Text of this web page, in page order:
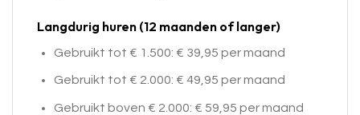
Langdurig huren (12 maanden of langer)
Gebruikt tot € 1.500: € 39,95 per maand
Gebruikt tot € 2.000: € 49,95 per maand
Gebruikt boven € 2.000: € 59,95 per maand